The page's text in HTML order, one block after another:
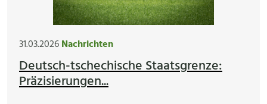
31.03.2026Nachrichten
Deutsch-tschechische Staatsgrenze:
Präzisierungen...